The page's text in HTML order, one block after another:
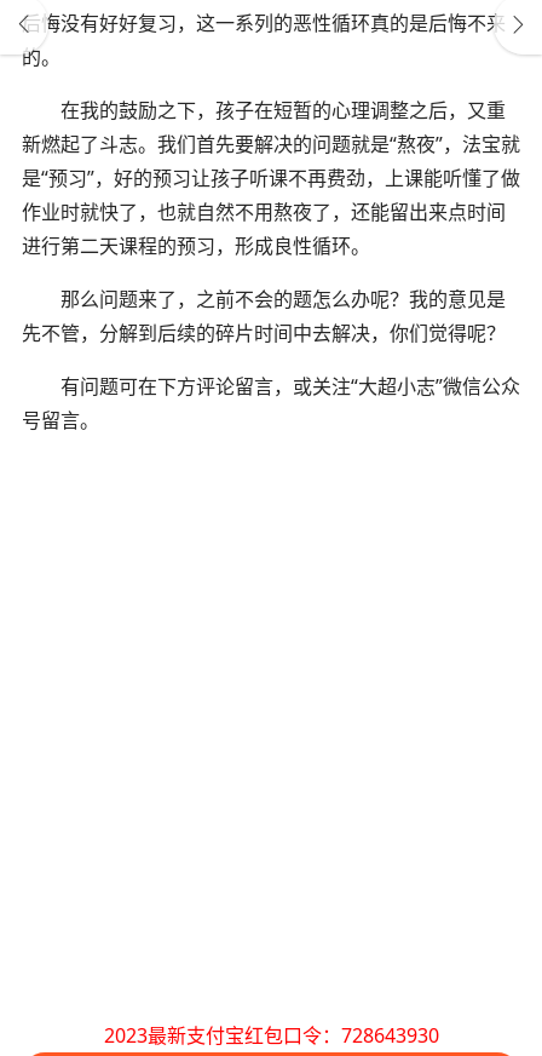
后悔没有好好复习，这一系列的恶性循环真的是后悔不来
的。
在我的鼓励之下，孩子在短暂的心理调整之后，又重
新燃起了斗志。我们首先要解决的问题就是“熬夜”，法宝就
是“预习”，好的预习让孩子听课不再费劲，上课能听懂了做
作业时就快了，也就自然不用熬夜了，还能留出来点时间
进行第二天课程的预习，形成良性循环。
那么问题来了，之前不会的题怎么办呢？我的意见是
先不管，分解到后续的碎片时间中去解决，你们觉得呢？
有问题可在下方评论留言，或关注“大超小志”微信公众
号留言。
2023最新支付宝红包口令：728643930